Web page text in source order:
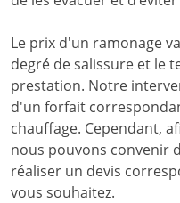
Le prix d'un ramonage
degré de salissure et le
prestation. Notre
d'un forfait
chauffage. Cependant,
nous pouvons convenir
réaliser un devis
vous souhaitez.